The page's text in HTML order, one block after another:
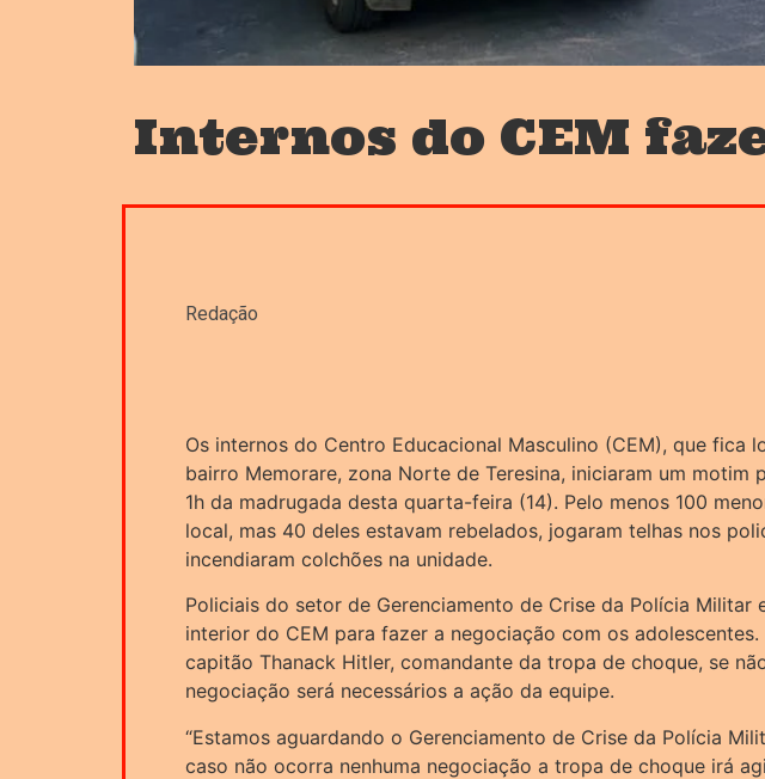
Internos do CEM
Redação
Os internos do Centro Educacional Masculino (CEM), que fica
bairro Memorare, zona Norte de Teresina, iniciaram um motim
1h da madrugada desta quarta-feira (14). Pelo menos 100
local, mas 40 deles estavam rebelados, jogaram telhas nos
incendiaram colchões na unidade.
Policiais do setor de Gerenciamento de Crise da Polícia Militar
interior do CEM para fazer a negociação com os adolescentes.
capitão Thanack Hitler, comandante da tropa de choque, se
negociação será necessários a ação da equipe.
“Estamos aguardando o Gerenciamento de Crise da Polícia
caso não ocorra nenhuma negociação a tropa de choque irá